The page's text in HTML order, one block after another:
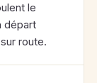
le
départ
route.